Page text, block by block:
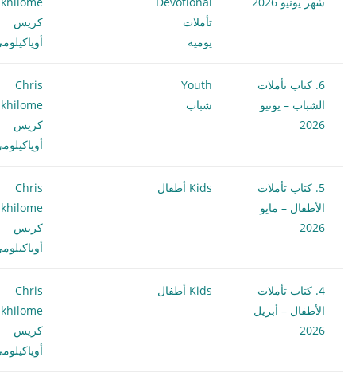
تأملات
يومية
كريس
6. كتاب تأملات
الشباب – يونيو
2026
Youth
شباب
Chris
كريس
5. كتاب تأملات
الأطفال – مايو
2026
Kids أطفال
Chris
كريس
4. كتاب تأملات
الأطفال – أبريل
2026
Kids أطفال
Chris
كريس